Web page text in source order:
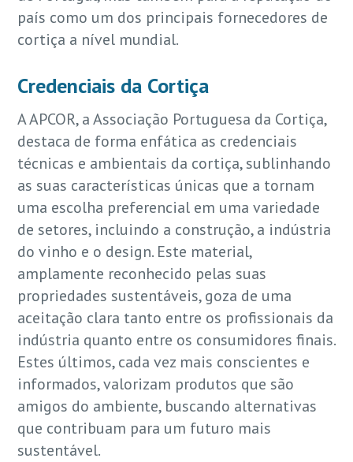
país como um dos principais fornecedores de
cortiça a nível mundial.
Credenciais da Cortiça
A APCOR, a Associação Portuguesa da Cortiça,
destaca de forma enfática as credenciais
técnicas e ambientais da cortiça, sublinhando
as suas características únicas que a tornam
uma escolha preferencial em uma variedade
de setores, incluindo a construção, a indústria
do vinho e o design. Este material,
amplamente reconhecido pelas suas
propriedades sustentáveis, goza de uma
aceitação clara tanto entre os profissionais da
indústria quanto entre os consumidores finais.
Estes últimos, cada vez mais conscientes e
informados, valorizam produtos que são
amigos do ambiente, buscando alternativas
que contribuam para um futuro mais
sustentável.